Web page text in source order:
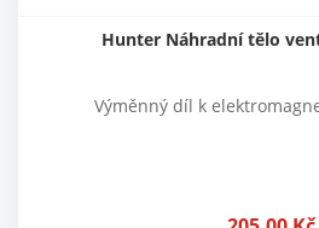
Hunter Náhradní tělo
Výměnný díl k